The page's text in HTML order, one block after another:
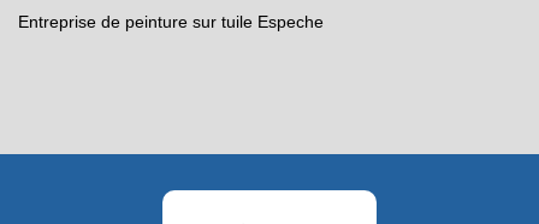
Entreprise de peinture sur tuile Espeche